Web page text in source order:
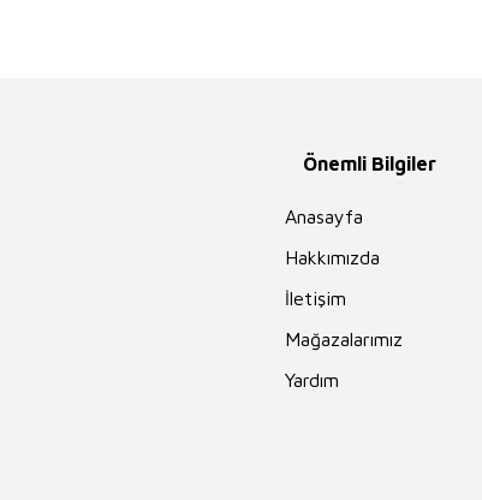
Önemli Bilgiler
Anasayfa
Hakkımızda
İletişim
Mağazalarımız
Yardım